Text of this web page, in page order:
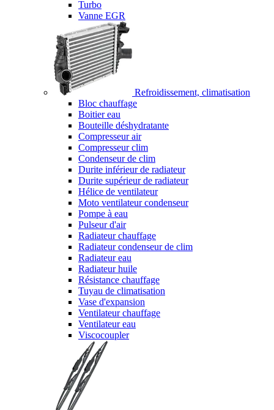
Turbo
Vanne EGR
Refroidissement, climatisation
Bloc chauffage
Boitier eau
Bouteille déshydratante
Compresseur air
Compresseur clim
Condenseur de clim
Durite inférieur de radiateur
Durite supérieur de radiateur
Hélice de ventilateur
Moto ventilateur condenseur
Pompe à eau
Pulseur d'air
Radiateur chauffage
Radiateur condenseur de clim
Radiateur eau
Radiateur huile
Résistance chauffage
Tuyau de climatisation
Vase d'expansion
Ventilateur chauffage
Ventilateur eau
Viscocoupler